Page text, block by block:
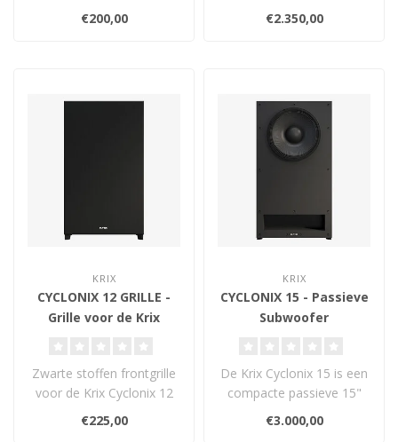
subwoofer. Biedt
bescherming..
€200,00
subwoofer met hoge
output, ideaal..
€2.350,00
KRIX
CYCLONIX 12 GRILLE -
Grille voor de Krix
Zwarte stoffen frontgrille
voor de Krix Cyclonix 12
subwoofer. Biedt
bescherming..
€225,00
KRIX
CYCLONIX 15 - Passieve
Subwoofer
De Krix Cyclonix 15 is een
compacte passieve 15"
subwoofer met hoge
efficiëntie..
€3.000,00